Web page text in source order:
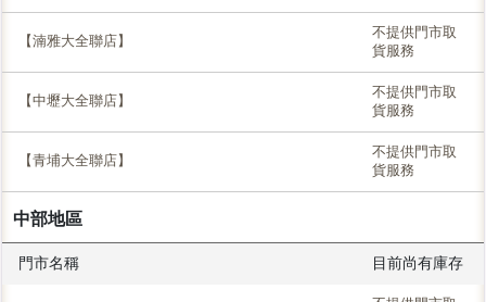
【湳雅大全聯店】
不提供門市取
貨服務
【中壢大全聯店】
不提供門市取
貨服務
【青埔大全聯店】
不提供門市取
貨服務
中部地區
門市名稱 目前尚有庫存